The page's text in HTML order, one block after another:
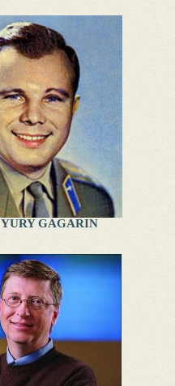
YURY GAGARIN